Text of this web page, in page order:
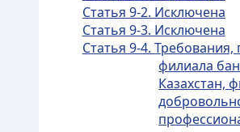
Статья 9-2. Исключена
Статья 9-3. Исключена
Статья 9-4.
филиала
Казахстан,